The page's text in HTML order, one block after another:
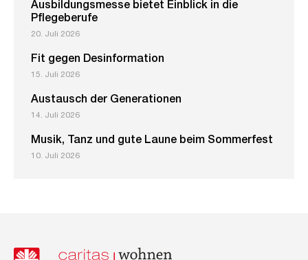
Ausbildungsmesse bietet Einblick in die
Pflegeberufe
20. Juli 2026
Fit gegen Desinformation
15. Juli 2026
Austausch der Generationen
14. Juli 2026
Musik, Tanz und gute Laune beim Sommerfest
10. Juli 2026